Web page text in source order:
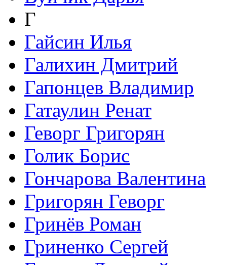
Г
Гайсин Илья
Галихин Дмитрий
Гапонцев Владимир
Гатаулин Ренат
Геворг Григорян
Голик Борис
Гончарова Валентина
Григорян Геворг
Гринёв Роман
Гриненко Сергей